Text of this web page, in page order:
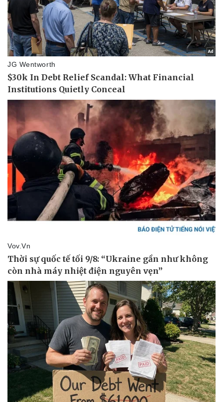
Sức khỏe
Cây thuốc
Sản phụ khoa
Nhi khoa
Nam khoa
Làm đẹp - giảm cân
Phòng mạch online
Ăn sạch sống khỏe
Đời sống
Nhà đẹp
Tình yêu - Gia đình